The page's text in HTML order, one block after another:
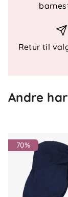
UPF 50+
Lett,
80 %
Hatten kan
lufttørke for
Retur til
Andre
70%